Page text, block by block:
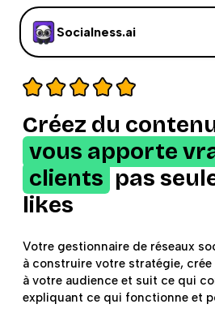
Socialness.ai
Créez du
vous apporte
clients pas
likes
Votre gestionnaire de réseaux
à construire votre stratégie,
à votre audience et suit ce qui
expliquant ce qui fonctionne et